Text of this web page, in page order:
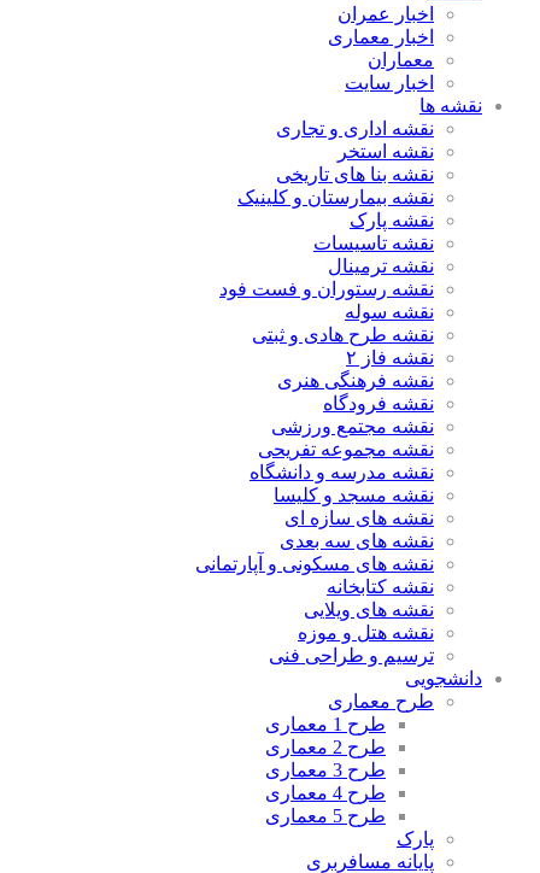
اخبار عمران
اخبار معماری
معماران
اخبار سایت
نقشه ها
نقشه اداری و تجاری
نقشه استخر
نقشه بنا های تاریخی
نقشه بیمارستان و کلینیک
نقشه پارک
نقشه تاسیسات
نقشه ترمینال
نقشه رستوران و فست فود
نقشه سوله
نقشه طرح هادی و ثبتی
نقشه فاز ۲
نقشه فرهنگی هنری
نقشه فرودگاه
نقشه مجتمع ورزشی
نقشه مجموعه تفریحی
نقشه مدرسه و دانشگاه
نقشه مسجد و کلیسا
نقشه های سازه ای
نقشه های سه بعدی
نقشه های مسکونی و آپارتمانی
نقشه کتابخانه
نقشه های ویلایی
نقشه هتل و موزه
ترسیم و طراحی فنی
دانشجویی
طرح معماری
طرح 1 معماری
طرح 2 معماری
طرح 3 معماری
طرح 4 معماری
طرح 5 معماری
پارک
پایانه مسافربری